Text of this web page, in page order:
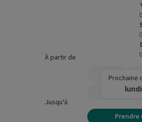
À partir de
Jusqu'à
Prochaine
Prendre